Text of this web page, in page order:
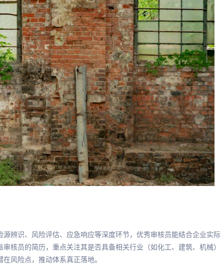
辨识、风险评估、应急响应等深度环节，优秀审核员能结合企业实际
核员的简历，重点关注其是否具备相关行业（如化工、建筑、机械）
风险点，推动体系真正落地。